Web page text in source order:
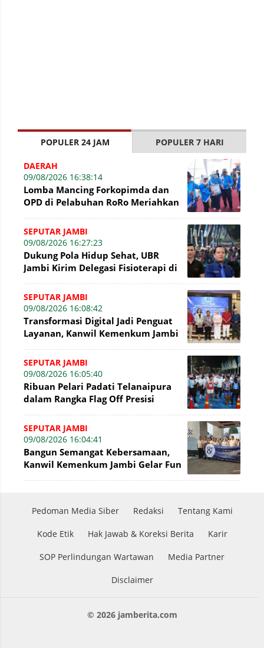
POPULER 24 JAM POPULER 7 HARI
DAERAH
09/08/2026 16:38:14
Lomba Mancing Forkopimda dan
OPD di Pelabuhan RoRo Meriahkan
Barat
SEPUTAR JAMBI
09/08/2026 16:27:23
Dukung Pola Hidup Sehat, UBR
Jambi Kirim Delegasi Fisioterapi di
SEPUTAR JAMBI
09/08/2026 16:08:42
Transformasi Digital Jadi Penguat
Layanan, Kanwil Kemenkum Jambi
SEPUTAR JAMBI
09/08/2026 16:05:40
Ribuan Pelari Padati Telanaipura
dalam Rangka Flag Off Presisi
SEPUTAR JAMBI
09/08/2026 16:04:41
Bangun Semangat Kebersamaan,
Kanwil Kemenkum Jambi Gelar Fun
Pedoman Media Siber Redaksi Tentang Kami
Kode Etik Hak Jawab & Koreksi Berita Karir
SOP Perlindungan Wartawan Media Partner
Disclaimer
© 2026 jamberita.com